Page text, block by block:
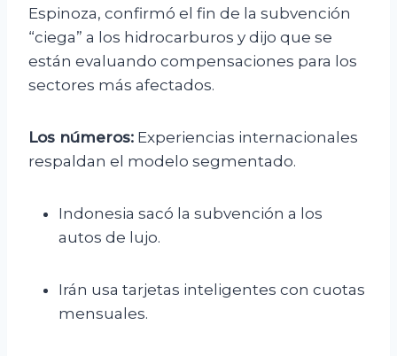
Espinoza, confirmó el fin de la subvención
“ciega” a los hidrocarburos y dijo que se
están evaluando compensaciones para los
sectores más afectados.
Los números: Experiencias internacionales
respaldan el modelo segmentado.
Indonesia sacó la subvención a los
autos de lujo.
Irán usa tarjetas inteligentes con cuotas
mensuales.